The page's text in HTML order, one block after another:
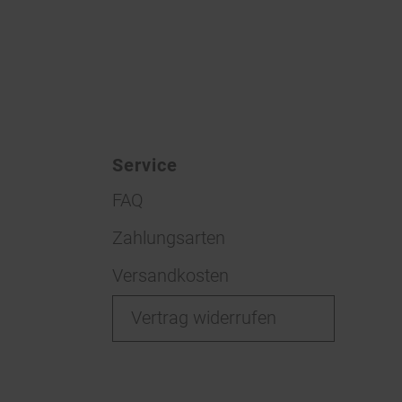
Service
FAQ
Zahlungsarten
Versandkosten
Vertrag widerrufen